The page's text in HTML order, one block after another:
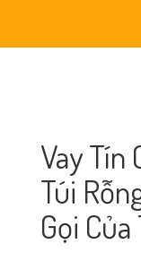
Vay Tín
Túi
Gọi